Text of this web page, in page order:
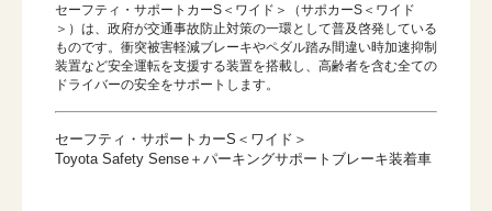
セーフティ・サポートカーS＜ワイド＞（サポカーS＜ワイド
＞）は、政府が交通事故防止対策の一環として普及啓発している
ものです。衝突被害軽減ブレーキやペダル踏み間違い時加速抑制
装置など安全運転を支援する装置を搭載し、高齢者を含む全ての
ドライバーの安全をサポートします。
セーフティ・サポートカーS＜ワイド＞
Toyota Safety Sense＋パーキングサポートブレーキ装着車